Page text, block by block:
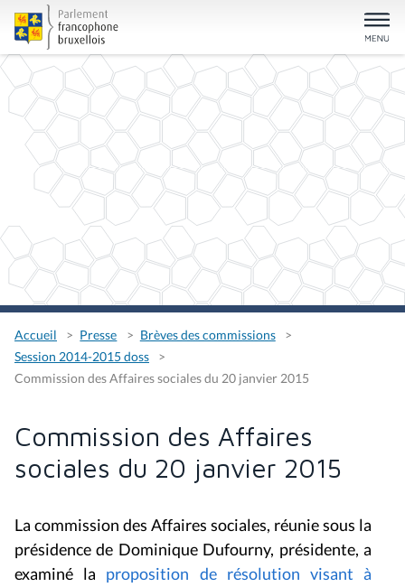
Accueil Presse
Brèves des commissions
Session 2014-2015 doss
Commission des Affaires sociales du 20 janvier 2015
Commission des Affaires
sociales du 20 janvier 2015
La commission des Affaires sociales, réunie sous la
présidence de Dominique Dufourny, présidente, a
examiné la proposition de résolution visant à